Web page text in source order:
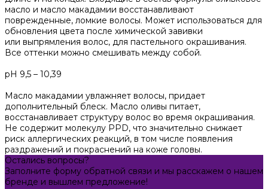
масло и масло макадамии восстанавливают
поврежденные, ломкие волосы. Может использоваться для
обновления цвета после химической завивки
или выпрямления волос, для пастельного окрашивания.
Все оттенки можно смешивать между собой.
pH 9,5 – 10,39
Масло макадамии увлажняет волосы, придает
дополнительный блеск. Масло оливы питает,
восстанавливает структуру волос во время окрашивания.
Не содержит молекулу PPD, что значительно снижает
риск аллергических реакций, в том числе появления
раздражений и покраснений на коже головы.
Остались вопросы?
Заполните форму обратной связи и мы расскажем о нашем
бренде и вышлем предложение!